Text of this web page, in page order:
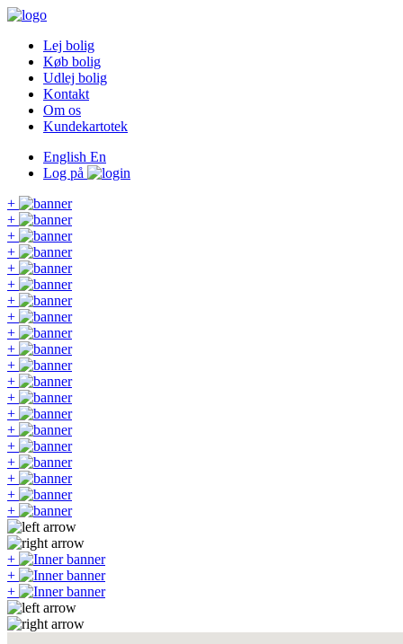
Lej bolig
Køb bolig
Udlej bolig
Kontakt
Om os
Kundekartotek
English En
Log på
+
+
+
+
+
+
+
+
+
+
+
+
+
+
+
+
+
+
+
+
+
+
+